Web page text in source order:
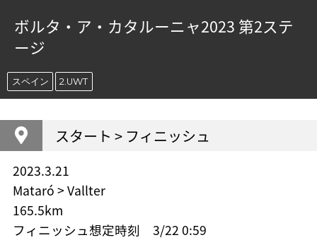
ボルタ・ア・カタルーニャ2023 第2ステ
ージ
スペイン 2.UWT
スタート > フィニッシュ
2023.3.21
Mataró > Vallter
165.5km
フィニッシュ想定時刻 3/22 0:59